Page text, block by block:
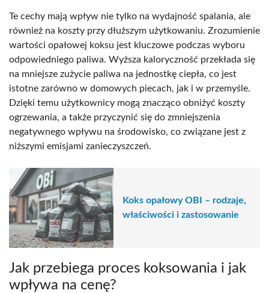
Te cechy mają wpływ nie tylko na wydajność spalania, ale
również na koszty przy dłuższym użytkowaniu. Zrozumienie
wartości opałowej koksu jest kluczowe podczas wyboru
odpowiedniego paliwa. Wyższa kaloryczność przekłada się
na mniejsze zużycie paliwa na jednostkę ciepła, co jest
istotne zarówno w domowych piecach, jak i w przemyśle.
Dzięki temu użytkownicy mogą znacząco obniżyć koszty
ogrzewania, a także przyczynić się do zmniejszenia
negatywnego wpływu na środowisko, co związane jest z
niższymi emisjami zanieczyszczeń.
Koks opałowy OBI – rodzaje,
właściwości i zastosowanie
Jak przebiega proces koksowania i jak
wpływa na cenę?